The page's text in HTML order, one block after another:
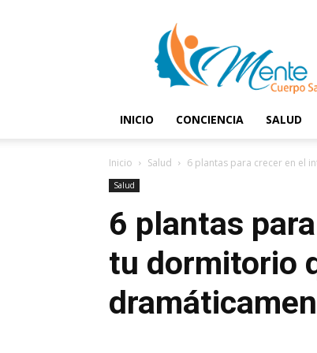
Cuerpo
Sano
INICIO CONCIENCIA SALUD
Inicio Salud 6 plantas para crecer en el
Salud
6 plantas
tu dormitorio